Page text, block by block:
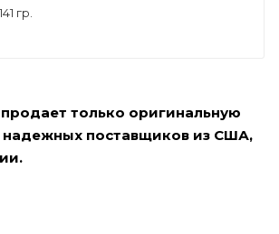
141 гр.
только оригинальную
поставщиков из США,